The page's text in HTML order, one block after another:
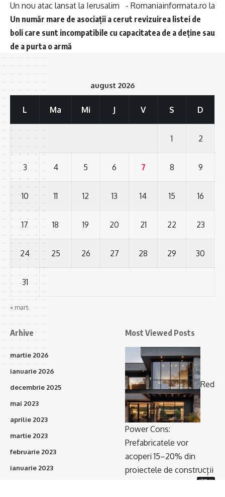
Un nou atac lansat la Ierusalim - Romaniainformata.ro la
Un număr mare de asociații a cerut revizuirea listei de
boli care sunt incompatibile cu capacitatea de a deține sau
de a purta o armă
august 2026
L Ma Mi J V S D
1 2
3 4 5 6 7 8 9
10 11 12 13 14 15 16
17 18 19 20 21 22 23
24 25 26 27 28 29 30
31
« mart.
Arhive
martie 2026
ianuarie 2026
decembrie 2025
mai 2023
aprilie 2023
martie 2023
februarie 2023
ianuarie 2023
Most Viewed Posts
Red
Power Cons:
Prefabricatele vor
acoperi 15–20% din
proiectele de construcții
(374)